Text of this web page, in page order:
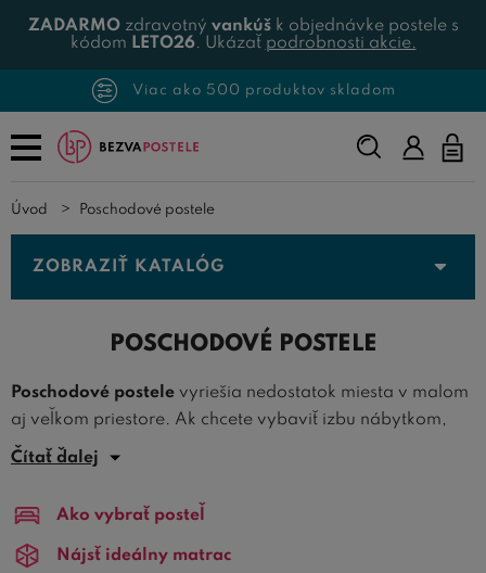
ZADARMOzdravotný vankúšk objednávke postele s
kódom LETO26. Ukázať podrobnosti akcie.
Viac ako 500 produktov skladom
Napíšte,
čo
Úvod Poschodové postele
ZOBRAZIŤ KATALÓG
POSCHODOVÉ POSTELE
Poschodové postele vyriešia nedostatok miesta v malom
aj veľkom priestore. Ak chcete vybaviť izbu nábytkom,
napríklad pre viac detí, a premýšľate, ako sa zmestia
riešením môže byť zakúpenie poschodovej postele. Ak sa
rozhodnete kúpiť poschodovú posteľ alebo palandu,
môžete si vybrať niekoľko riešení
Čítať ďalej
Ako vybrať posteľ
Nájsť ideálny matrac